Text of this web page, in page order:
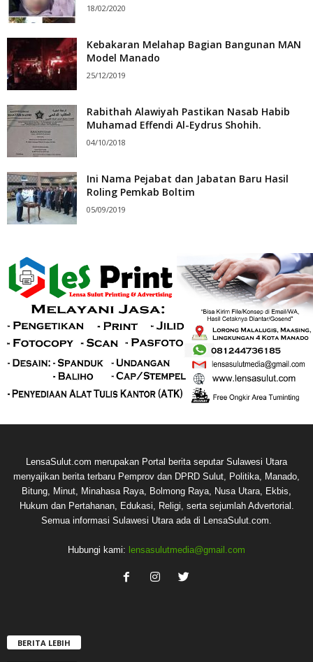
18/02/2020
Kebakaran Melahap Bagian Bangunan MAN
Model Manado
25/12/2019
Rabithah Alawiyah Pastikan Nasab Habib
Muhamad Effendi Al-Eydrus Shohih.
04/10/2018
Ini Nama Pejabat dan Jabatan Baru Hasil
Roling Pemkab Boltim
05/09/2019
LensaSulut.com merupakan Portal berita seputar Sulawesi Utara
menyajikan berita terbaru Pemprov dan DPRD Sulut, Politika, Manado,
Bitung, Minut, Minahasa Raya, Bolmong Raya, Nusa Utara, Ekbis,
Hukum dan Pertahanan, Edukasi, Religi, serta sejumlah Advertorial.
Semua informasi Sulawesi Utara ada di LensaSulut.com.
Hubungi kami: lensasulutmedia@gmail.com
BERITA LEBIH